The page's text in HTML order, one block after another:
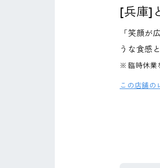
[兵庫]
「笑顔が
うな食感
※ 臨時休業
この店舗の